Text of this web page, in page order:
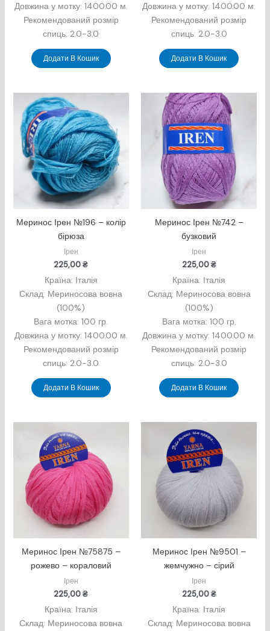
Довжина у мотку: 1400.00 м.
Рекомендований розмір
спиць: 2.0-3.0
Додати В Кошик
Довжина у мотку: 1400.00 м.
Рекомендований розмір
спиць: 2.0-3.0
Додати В Кошик
Меринос Ірен №196 – колір
бірюза
Ірен
225,00₴
Країна: Італія
Склад: Мериносова вовна
(100%)
Вага мотка: 100 гр.
Довжина у мотку: 1400.00 м.
Рекомендований розмір
спиць: 2.0-3.0
Додати В Кошик
Меринос Ірен №742 –
бузковий
Ірен
225,00₴
Країна: Італія
Склад: Мериносова вовна
(100%)
Вага мотка: 100 гр.
Довжина у мотку: 1400.00 м.
Рекомендований розмір
спиць: 2.0-3.0
Додати В Кошик
Меринос Ірен №75875 –
рожево – кораловий
Ірен
225,00₴
Країна: Італія
Склад: Мериносова вовна
Меринос Ірен №9501 –
жемчужно – сірий
Ірен
225,00₴
Країна: Італія
Склад: Мериносова вовна